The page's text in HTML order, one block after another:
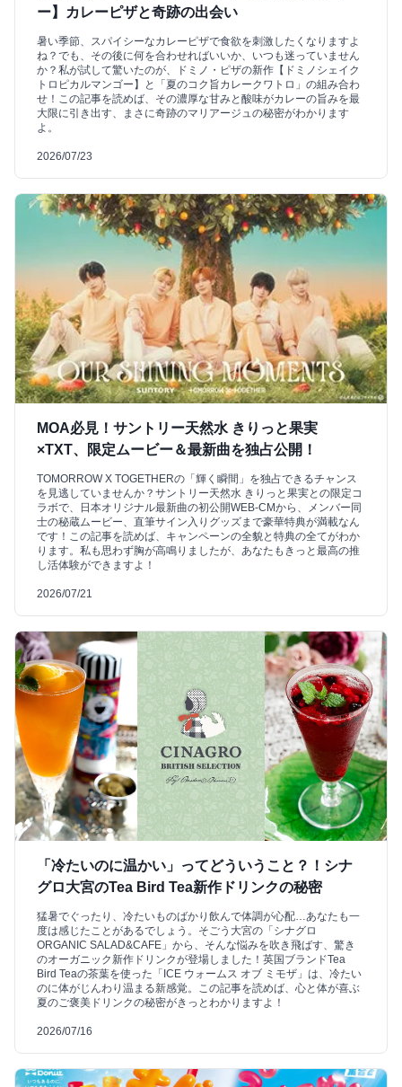
ー】カレーピザと奇跡の出会い
暑い季節、スパイシーなカレーピザで食欲を刺激したくなりますよ
ね？でも、その後に何を合わせればいいか、いつも迷っていません
か？私が試して驚いたのが、ドミノ・ピザの新作【ドミノシェイク
トロピカルマンゴー】と「夏のコク旨カレークワトロ」の組み合わ
せ！この記事を読めば、その濃厚な甘みと酸味がカレーの旨みを最
大限に引き出す、まさに奇跡のマリアージュの秘密がわかります
よ。
2026/07/23
MOA必見！サントリー天然水 きりっと果実
×TXT、限定ムービー＆最新曲を独占公開！
TOMORROW X TOGETHERの「輝く瞬間」を独占できるチャンス
を見逃していませんか？サントリー天然水 きりっと果実との限定コ
ラボで、日本オリジナル最新曲の初公開WEB-CMから、メンバー同
士の秘蔵ムービー、直筆サイン入りグッズまで豪華特典が満載なん
です！この記事を読めば、キャンペーンの全貌と特典の全てがわか
ります。私も思わず胸が高鳴りましたが、あなたもきっと最高の推
し活体験ができますよ！
2026/07/21
「冷たいのに温かい」ってどういうこと？！シナ
グロ大宮のTea Bird Tea新作ドリンクの秘密
猛暑でぐったり、冷たいものばかり飲んで体調が心配…あなたも一
度は感じたことがあるでしょう。そごう大宮の「シナグロ
ORGANIC SALAD&CAFE」から、そんな悩みを吹き飛ばす、驚き
のオーガニック新作ドリンクが登場しました！英国ブランドTea
Bird Teaの茶葉を使った「ICE ウォームス オブ ミモザ」は、冷たい
のに体がじんわり温まる新感覚。この記事を読めば、心と体が喜ぶ
夏のご褒美ドリンクの秘密がきっとわかりますよ！
2026/07/16